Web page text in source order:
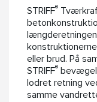
STRIFF®
eller brud. På
STRIFF®
lodret retning
samme